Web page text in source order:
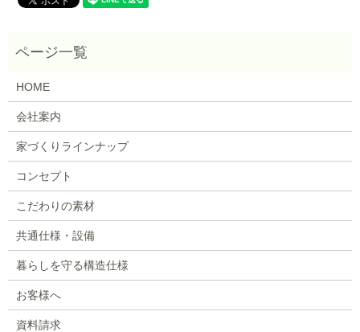
HOME
会社案内
家づくりラインナップ
コンセプト
こだわりの素材
共通仕様・設備
暮らしを守る構造仕様
お客様へ
資料請求